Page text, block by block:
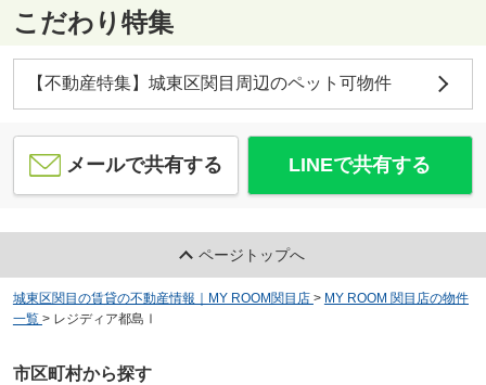
こだわり特集
【不動産特集】城東区関目周辺のペット可物件
メールで共有する LINEで共有する
ページトップへ
城東区関目の賃貸の不動産情報｜MY ROOM関目店 > MY ROOM 関目店の物件
一覧 > レジディア都島Ⅰ
市区町村から探す